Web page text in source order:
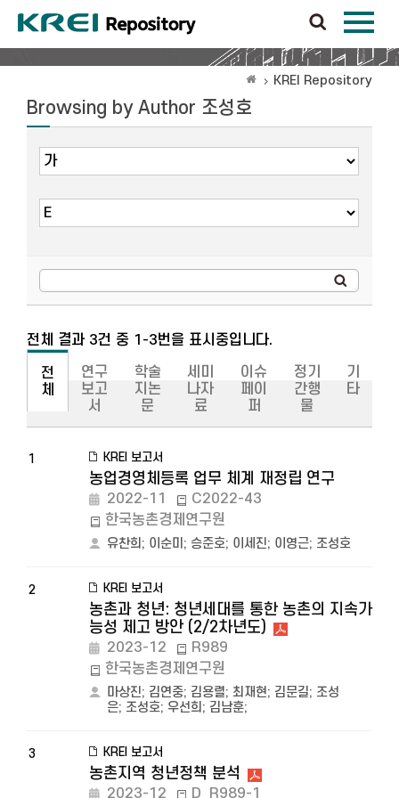
KREI Repository
Browsing by Author 조성호
전체 결과 3건 중 1-3번을 표시중입니다.
전
체
연구
보고
서
학술
지논
문
세미
나자
료
이슈
페이
퍼
정기
간행
물
기
타
1 KREI 보고서
농업경영체등록 업무 체계 재정립 연구
2022-11
C2022-43
한국농촌경제연구원
유찬희 ; 이순미 ; 승준호; 이세진; 이영근; 조성호
2 KREI 보고서
농촌과 청년: 청년세대를 통한 농촌의 지속가
능성 제고 방안 (2/2차년도)
2023-12
R989
한국농촌경제연구원
마상진; 김연중; 김용렬; 최재현; 김문길; 조성
은; 조성호; 우선희 ; 김남훈;
3 KREI 보고서
농촌지역 청년정책 분석
2023-12 D_R989-1